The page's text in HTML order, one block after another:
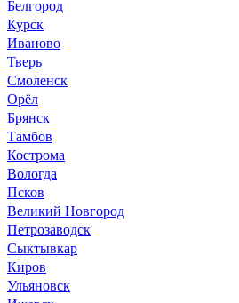
Белгород
Курск
Иваново
Тверь
Смоленск
Орёл
Брянск
Тамбов
Кострома
Вологда
Псков
Великий Новгород
Петрозаводск
Сыктывкар
Киров
Ульяновск